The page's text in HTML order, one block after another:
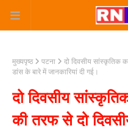
मुख्यपृष्ठ पटना
दो दिवसीय सांस्कृतिक
डांस के बारे में जानकारियां दी गई।
दो दिवसीय
की तरफ से दो